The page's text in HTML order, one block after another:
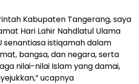
Kabupaten Tangerang, saya
Hari Lahir Nahdlatul Ulama
senantiasa istiqamah dalam
bangsa, dan negara, serta
nilai-nilai Islam yang damai,
ucapnya